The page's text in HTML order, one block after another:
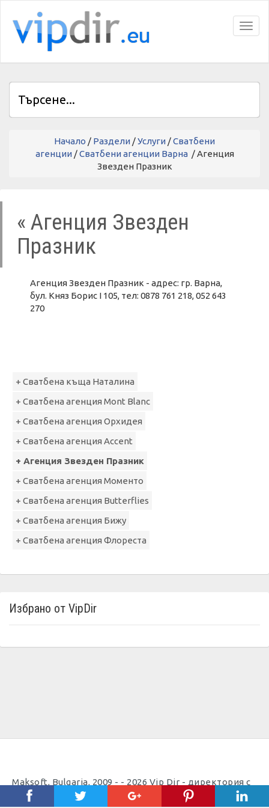
Начало / Раздели /Услуги /Сватбени
агенции/Сватбени агенции Варна / Агенция
Звезден Празник
« Агенция Звезден
Празник
Агенция Звезден Празник - адрес: гр. Варна,
бул. Княз Борис I 105, тел: 0878 761 218, 052 643
270
+ Сватбена къща Наталина
+ Сватбена агенция Mont Blanc
+ Сватбена агенция Орхидея
+ Сватбена агенция Accent
+ Агенция Звезден Празник
+ Сватбена агенция Моменто
+ Сватбена агенция Butterflies
+ Сватбена агенция Бижу
+ Сватбена агенция Флореста
Избрано от VipDir
Maksoft, Bulgaria, 2009 - - 2026 Vip Dir - директория с
полезни телефони |